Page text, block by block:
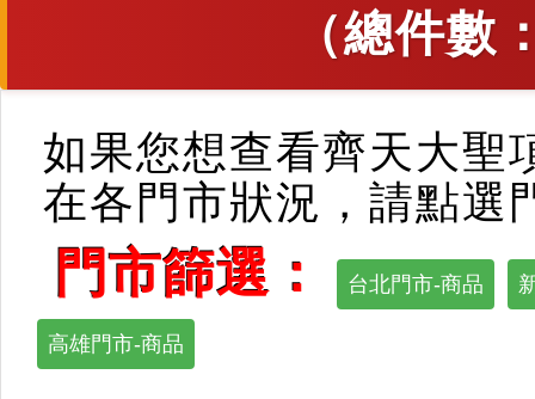
（總件數
如果您想查看齊天大聖
在各門市狀況，請點選
門市篩選： 台北門市-商品
高雄門市-商品